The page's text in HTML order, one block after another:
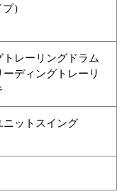
）
レーリングドラム
ディングトレーリ
ニットスイング